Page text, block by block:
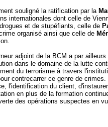
souligné la ratification par la
internationales dont celle de
et de stupéfiants, celle de
organisé ainsi que celle de
adjoint de la BCM a par
dans le domaine de la lutte
du terrorisme à travers
contrecarrer ce genre de
l'identification du client,
en plus de la formation
des opérations suspectes en